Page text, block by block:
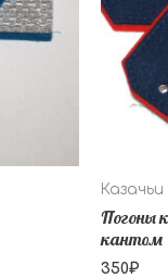
Погоны
кантом
350₽